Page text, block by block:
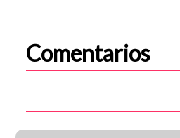
Comentarios